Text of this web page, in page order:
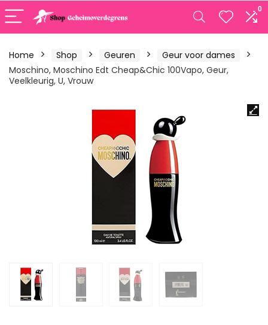
0
Home Shop Geuren
Geur voor dames
Moschino, Moschino Edt Cheap&Chic 100Vapo, Geur,
Veelkleurig, U, Vrouw